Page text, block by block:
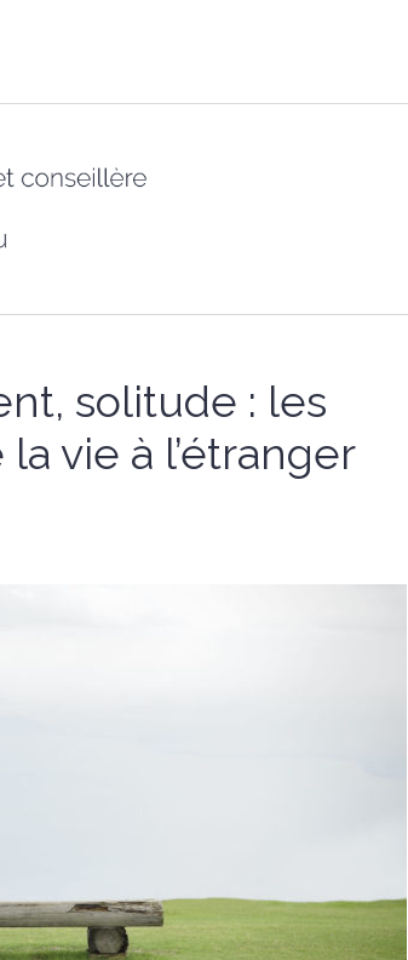
solitude : les
vie à l’étranger